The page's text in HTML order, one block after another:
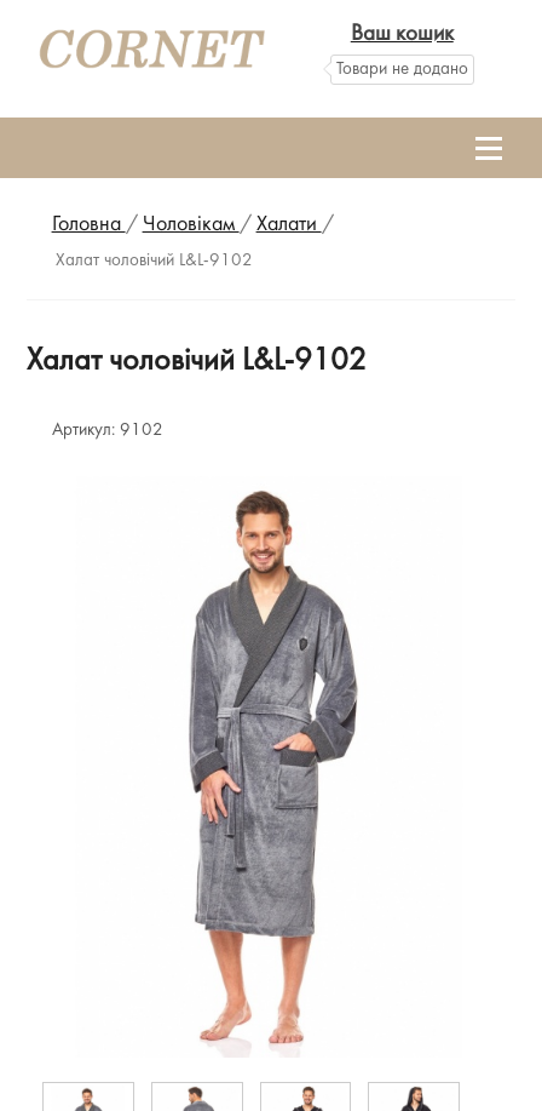
Ваш кошик
Товари не додано
Головна / Чоловікам / Халати /
Халат чоловічий L&L-9102
Халат чоловічий L&L-9102
Артикул: 9102